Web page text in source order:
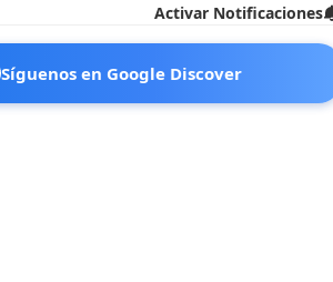
Activar Notificaciones
Síguenos en Google Discover